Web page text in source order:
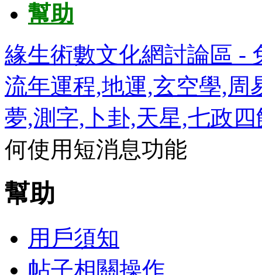
幫助
緣生術數文化網討論區 -
流年運程,地運,玄空學,周
夢,測字,卜卦,天星,七政
何使用短消息功能
幫助
用戶須知
帖子相關操作